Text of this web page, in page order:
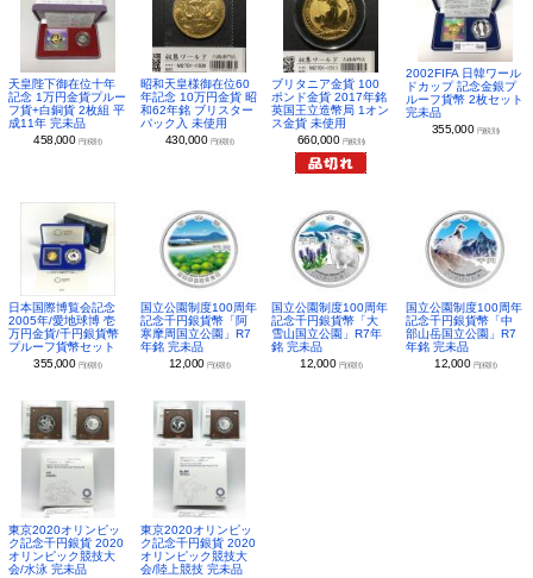
天皇陛下御在位十年
記念 1万円金貨プルー
フ貨+白銅貨 2枚組 平
成11年 完未品
458,000 円(税別)
昭和天皇様御在位60
年記念 10万円金貨 昭
和62年銘 ブリスター
パック入 未使用
430,000 円(税別)
ブリタニア金貨 100
ポンド金貨 2017年銘
英国王立造幣局 1オン
ス金貨 未使用
660,000 円(税別)
2002FIFA 日韓ワール
ドカップ 記念金銀プ
ルーフ貨幣 2枚セット
完未品
355,000 円(税別)
日本国際博覧会記念
2005年/愛地球博 壱
万円金貨/千円銀貨幣
プルーフ貨幣セット
355,000 円(税別)
国立公園制度100周年
記念千円銀貨幣「阿
寒摩周国立公園」R7
年銘 完未品
12,000 円(税別)
国立公園制度100周年
記念千円銀貨幣「大
雪山国立公園」R7年
銘 完未品
12,000 円(税別)
国立公園制度100周年
記念千円銀貨幣「中
部山岳国立公園」R7
年銘 完未品
12,000 円(税別)
東京2020オリンピッ
ク記念千円銀貨 2020
オリンピック競技大
会/水泳 完未品
東京2020オリンピッ
ク記念千円銀貨 2020
オリンピック競技大
会/陸上競技 完未品